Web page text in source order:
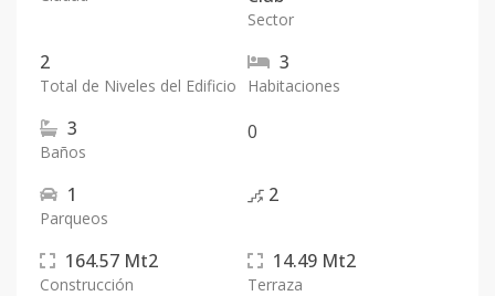
Sector
2
Total de Niveles del Edificio
3
Habitaciones
3
Baños
0
1
Parqueos
2
164.57 Mt2
Construcción
14.49 Mt2
Terraza